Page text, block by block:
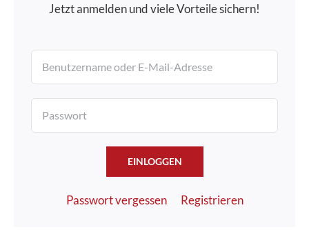
Jetzt anmelden und viele Vorteile sichern!
EINLOGGEN
Passwort vergessen Registrieren